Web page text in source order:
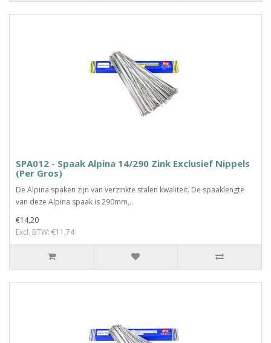
SPA012 - Spaak Alpina 14/290 Zink Exclusief Nippels
(Per Gros)
De Alpina spaken zijn van verzinkte stalen kwaliteit. De spaaklengte
van deze Alpina spaak is 290mm,..
€14,20
Excl. BTW: €11,74